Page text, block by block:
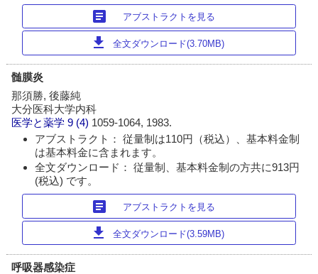
article アブストラクトを見る
download 全文ダウンロード(3.70MB)
髄膜炎
那須勝, 後藤純
大分医科大学内科
医学と薬学 9 (4) 1059-1064, 1983.
アブストラクト： 従量制は110円（税込）、基本料金制
は基本料金に含まれます。
全文ダウンロード： 従量制、基本料金制の方共に913円
(税込) です。
article アブストラクトを見る
download 全文ダウンロード(3.59MB)
呼吸器感染症